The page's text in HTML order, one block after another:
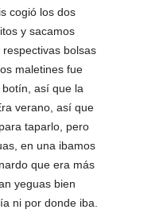
cogió los dos
y sacamos
bolsas
maletines fue
así que la
verano, así que
taparlo, pero
en una ibamos
que era más
yeguas bien
ni por donde iba.